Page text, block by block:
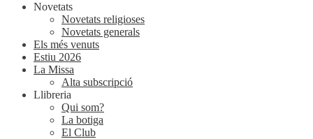
Novetats
Novetats religioses
Novetats generals
Els més venuts
Estiu 2026
La Missa
Alta subscripció
Llibreria
Qui som?
La botiga
El Club